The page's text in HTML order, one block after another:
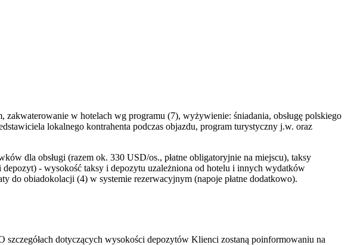
w hotelach wg programu (7), wyżywienie: śniadania, obsługę polskiego
lokalnego kontrahenta podczas objazdu, program turystyczny j.w. oraz
dla obsługi (razem ok. 330 USD/os., płatne obligatoryjnie na miejscu), taksy
- wysokość taksy i depozytu uzależniona od hotelu i innych wydatków
do obiadokolacji (4) w systemie rezerwacyjnym (napoje płatne dodatkowo).
dotyczących wysokości depozytów Klienci zostaną poinformowaniu na